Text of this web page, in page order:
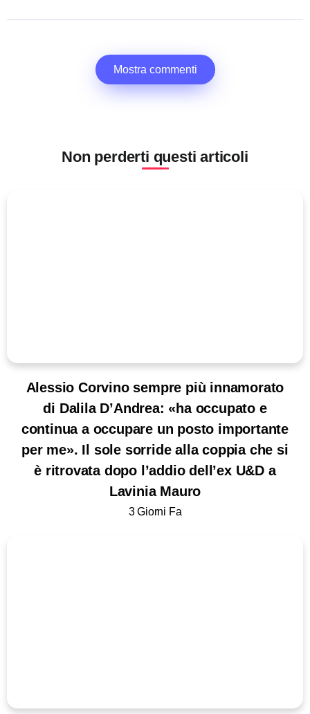
Mostra commenti
Non perderti questi articoli
Alessio Corvino sempre più innamorato
di Dalila D’Andrea: «ha occupato e
continua a occupare un posto importante
per me». Il sole sorride alla coppia che si
è ritrovata dopo l’addio dell’ex U&D a
Lavinia Mauro
3 Giorni Fa